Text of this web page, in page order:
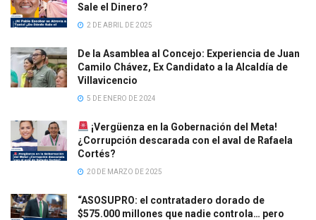
Sale el Dinero?
2 DE ABRIL DE 2025
De la Asamblea al Concejo: Experiencia de Juan
Camilo Chávez, Ex Candidato a la Alcaldía de
Villavicencio
5 DE ENERO DE 2024
¡Vergüenza en la Gobernación del Meta!
¿Corrupción descarada con el aval de Rafaela
Cortés?
20 DE MARZO DE 2025
“ASOSUPRO: el contratadero dorado de
$575.000 millones que nadie controla… pero